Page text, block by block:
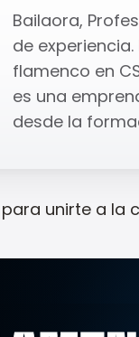
Bailaora,
de
flamenco en
es una
desde la
para unirte a la